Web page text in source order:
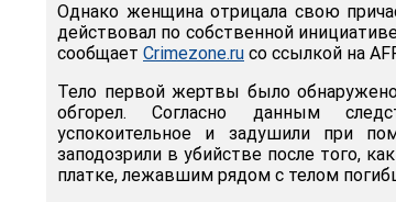
Однако женщина отрицала свою
действовал по собственной
сообщает Crimezone.ru со ссылкой на
Тело первой жертвы было
обгорел. Согласно данным
успокоительное и задушили при
заподозрили в убийстве после того,
платке, лежавшим рядом с телом